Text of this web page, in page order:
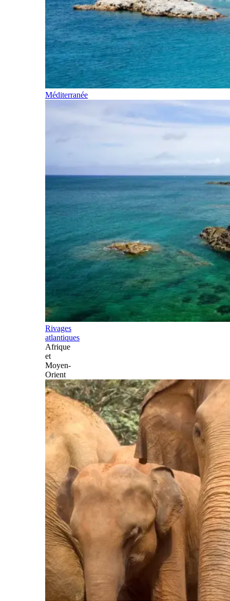
Méditerranée
Rivages
atlantiques
Afrique
et
Moyen-
Orient